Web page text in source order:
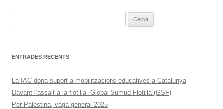
ENTRADES RECENTS
La IAC dona suport a mobilitzacions educatives a Catalunya
Davant l’assalt a la flotilla -Global Sumud Flotilla (GSF)
Per Palestina, vaga general 2025